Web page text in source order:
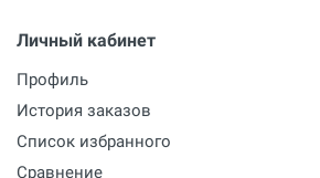
Личный кабинет
Профиль
История заказов
Список избранного
Сравнение